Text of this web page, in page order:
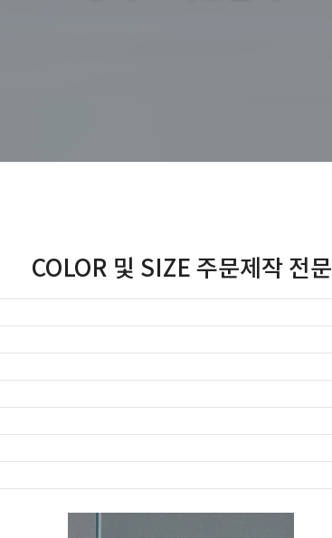
COLOR 및 SIZE 주문제작 전문